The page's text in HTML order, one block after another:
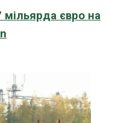
мільярда євро на